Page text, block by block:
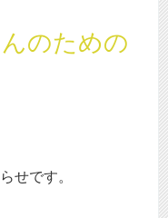
のための
せです。